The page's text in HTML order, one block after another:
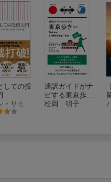
しての投
・サミ
通訳ガイドがナ
ビする東京歩
き 改訂版
松岡 明子